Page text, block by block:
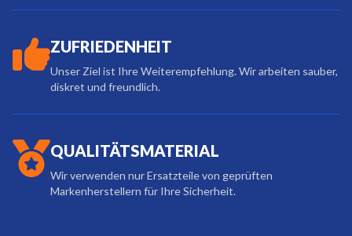
ZUFRIEDENHEIT
Unser Ziel ist Ihre Weiterempfehlung. Wir arbeiten sauber,
diskret und freundlich.
QUALITÄTSMATERIAL
Wir verwenden nur Ersatzteile von geprüften
Markenherstellern für Ihre Sicherheit.